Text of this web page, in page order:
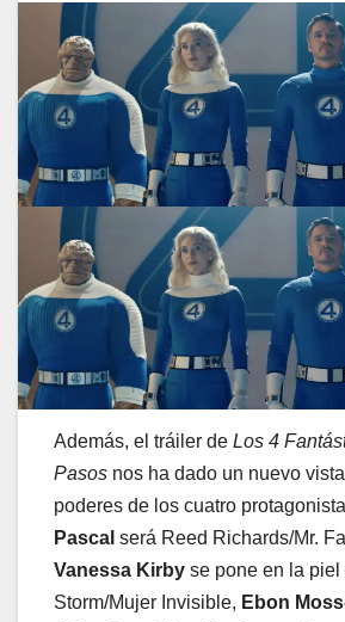
Además, el tráiler de Los 4
Pasos nos ha dado un nuevo
poderes de los cuatro
Pascal será Reed Richards/Mr.
Vanessa Kirby se pone en la piel
Storm/Mujer Invisible, Ebon